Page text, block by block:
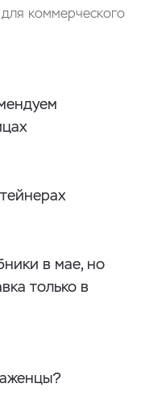
коммерческого
в мае, но
только в